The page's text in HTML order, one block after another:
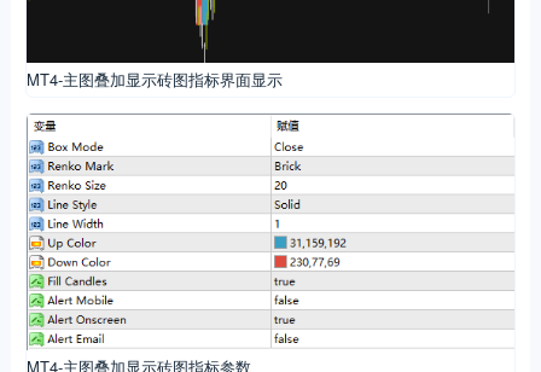
MT4-主图叠加显示砖图指标界面显示
MT4-主图叠加显示砖图指标参数